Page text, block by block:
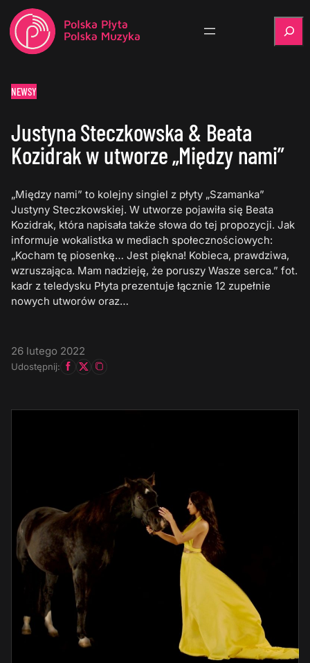
NEWSY
Justyna Steczkowska & Beata
Kozidrak w utworze „Między nami”
„Między nami” to kolejny singiel z płyty „Szamanka”
Justyny Steczkowskiej. W utworze pojawiła się Beata
Kozidrak, która napisała także słowa do tej propozycji. Jak
informuje wokalistka w mediach społecznościowych:
„Kocham tę piosenkę… Jest piękna! Kobieca, prawdziwa,
wzruszająca. Mam nadzieję, że poruszy Wasze serca.” fot.
kadr z teledysku Płyta prezentuje łącznie 12 zupełnie
nowych utworów oraz…
26 lutego 2022
Udostępnij: